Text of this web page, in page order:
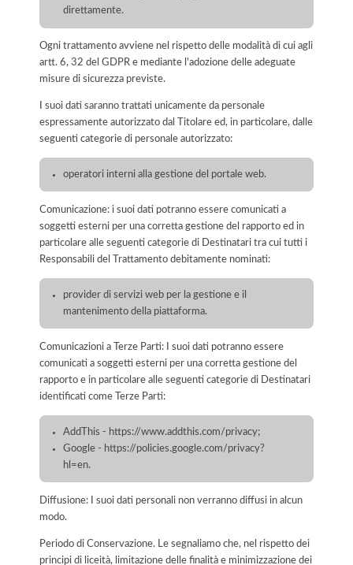
direttamente.
Ogni trattamento avviene nel rispetto delle modalità di cui agli
artt. 6, 32 del GDPR e mediante l'adozione delle adeguate
misure di sicurezza previste.
I suoi dati saranno trattati unicamente da personale
espressamente autorizzato dal Titolare ed, in particolare, dalle
seguenti categorie di personale autorizzato:
operatori interni alla gestione del portale web.
Comunicazione: i suoi dati potranno essere comunicati a
soggetti esterni per una corretta gestione del rapporto ed in
particolare alle seguenti categorie di Destinatari tra cui tutti i
Responsabili del Trattamento debitamente nominati:
provider di servizi web per la gestione e il
mantenimento della piattaforma.
Comunicazioni a Terze Parti: I suoi dati potranno essere
comunicati a soggetti esterni per una corretta gestione del
rapporto e in particolare alle seguenti categorie di Destinatari
identificati come Terze Parti:
AddThis - https://www.addthis.com/privacy;
Google - https://policies.google.com/privacy?
hl=en.
Diffusione: I suoi dati personali non verranno diffusi in alcun
modo.
Periodo di Conservazione. Le segnaliamo che, nel rispetto dei
principi di liceità, limitazione delle finalità e minimizzazione dei